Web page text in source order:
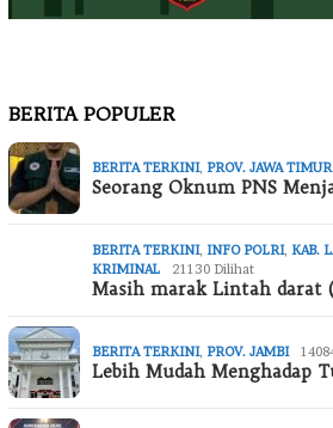
BERITA POPULER
BERITA TERKINI, PROV. JAWA TIMUR
Seorang Oknum PNS
BERITA TERKINI, INFO POLRI, KAB.
KRIMINAL
21130 Dilihat
Masih marak Lintah darat
BERITA TERKINI, PROV. JAMBI
Lebih Mudah Menghadap